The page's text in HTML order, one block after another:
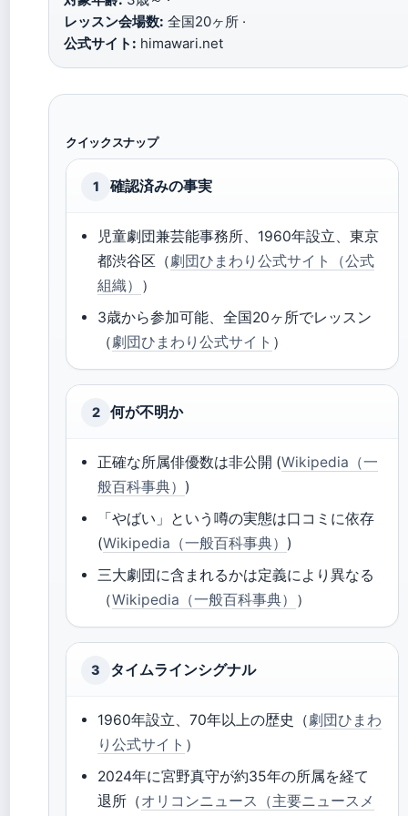
レッスン会場数: 全国20ヶ所 ·
公式サイト: himawari.net
クイックスナップ
1 確認済みの事実
児童劇団兼芸能事務所、1960年設立、東京
都渋谷区（劇団ひまわり公式サイト（公式
組織） ）
3歳から参加可能、全国20ヶ所でレッスン
（劇団ひまわり公式サイト ）
2 何が不明か
正確な所属俳優数は非公開 (Wikipedia（一
般百科事典） )
「やばい」という噂の実態は口コミに依存
(Wikipedia（一般百科事典） )
三大劇団に含まれるかは定義により異なる
（Wikipedia（一般百科事典） ）
3 タイムラインシグナル
1960年設立、70年以上の歴史（劇団ひまわ
り公式サイト ）
2024年に宮野真守が約35年の所属を経て
退所（オリコンニュース（主要ニュースメ